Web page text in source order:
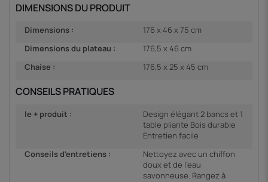
DIMENSIONS DU PRODUIT
Dimensions :
176 x 46 x 75 cm
Dimensions du plateau :
176,5 x 46 cm
Chaise :
176,5 x 25 x 45 cm
CONSEILS PRATIQUES
le + produit :
Design élégant 2 bancs et 1
table pliante Bois durable
Entretien facile
Conseils d'entretiens :
Nettoyez avec un chiffon
doux et de l'eau
savonneuse. Rangez à